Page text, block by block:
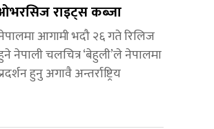
ओभरसिज राइट्स कब्जा
आगामी भदौ २६ गते रिलिज
नेपाली चलचित्र ‘बेहुली’ले नेपालमा
हुनु अगावै अन्तर्राष्ट्रिय